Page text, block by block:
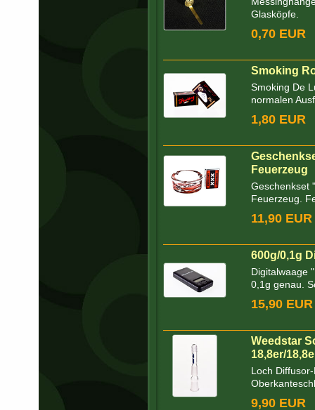
Glasköpfe.
0,70 EUR
Smoking
Smoking De
normalen
1,80 EUR
Feuerzeug
Geschenkset
Feuerzeug.
11,90 EUR
600g/0,1g
Digitalwaage
0,1g genau.
15,90 EUR
Weedstar
18,8er/
Loch
9,90 EUR